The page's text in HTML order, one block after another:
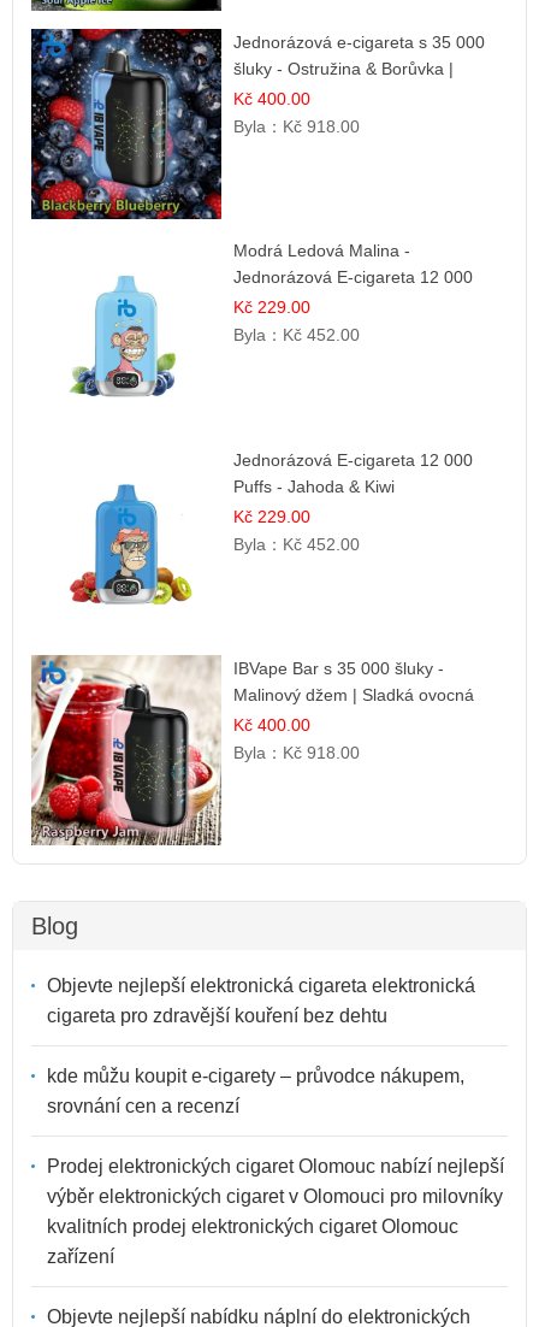
Jednorázová e-cigareta s 35 000
šluky - Ostružina & Borůvka |
Intenzivní lesní směs
Kč 400.00
Byla： Kč 918.00
Modrá Ledová Malina -
Jednorázová E-cigareta 12 000
šluků | Osvěžující Bobulová Příchuť
Kč 229.00
Byla： Kč 452.00
Jednorázová E-cigareta 12 000
Puffs - Jahoda & Kiwi
Kč 229.00
Byla： Kč 452.00
IBVape Bar s 35 000 šluky -
Malinový džem | Sladká ovocná
příchuť
Kč 400.00
Byla： Kč 918.00
Blog
Objevte nejlepší elektronická cigareta elektronická
cigareta pro zdravější kouření bez dehtu
kde můžu koupit e-cigarety – průvodce nákupem,
srovnání cen a recenzí
Prodej elektronických cigaret Olomouc nabízí nejlepší
výběr elektronických cigaret v Olomouci pro milovníky
kvalitních prodej elektronických cigaret Olomouc
zařízení
Objevte nejlepší nabídku náplní do elektronických